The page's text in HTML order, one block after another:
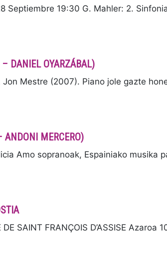
Septiembre 19:30 G. Mahler: 2.
DANIEL OYARZÁBAL)
Jon Mestre (2007). Piano jole gazte
MERCERO)
Amo sopranoak, Espainiako
SAINT FRANÇOIS D’ASSISE